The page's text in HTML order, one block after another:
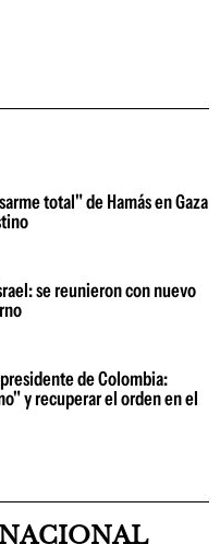
total" de Hamás en Gaza
se reunieron con nuevo
de Colombia:
y recuperar el orden en el